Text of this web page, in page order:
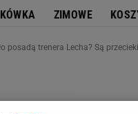
ZIMOWE
posadą trenera Lecha? Są